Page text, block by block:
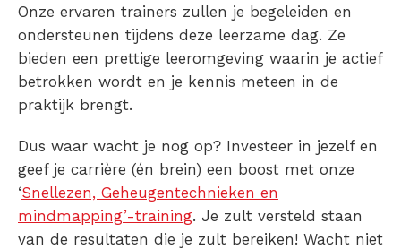
Onze ervaren trainers zullen je begeleiden en
ondersteunen tijdens deze leerzame dag. Ze
bieden een prettige leeromgeving waarin je actief
betrokken wordt en je kennis meteen in de
praktijk brengt.
Dus waar wacht je nog op? Investeer in jezelf en
geef je carrière (én brein) een boost met onze
‘Snellezen, Geheugentechnieken en
mindmapping’-training. Je zult versteld staan
van de resultaten die je zult bereiken! Wacht niet